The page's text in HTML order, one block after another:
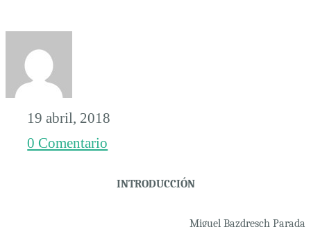
Informe
19 abril, 2018
0 Comentario
INTRODUCCIÓN
Miguel Bazdresch Parada